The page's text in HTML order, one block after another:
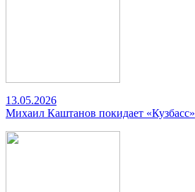
13.05.2026
Михаил Каштанов покидает «Кузбасс»